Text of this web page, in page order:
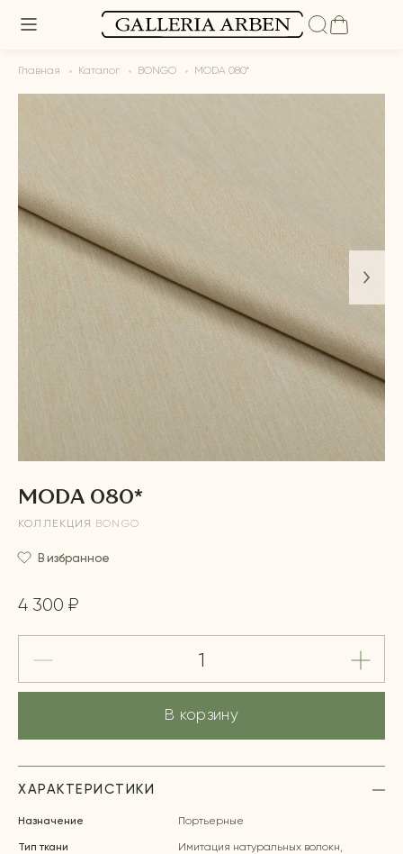
Главная Каталог BONGO MODA 080*
MODA 080*
КОЛЛЕКЦИЯ BONGO
В избранное
4 300 ₽
В корзину
ХАРАКТЕРИСТИКИ
Назначение Портьерные
Тип ткани
Имитация натуральных волокн,